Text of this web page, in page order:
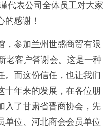
代表公司全体员工对大家
的感谢！
，参加兰州世盛商贸有限
老客户答谢会。这是一种
。而这份信任，也让我们
十年来的发展，在各位朋
入了甘肃省晋商协会，先
单位、河北商会会员单位